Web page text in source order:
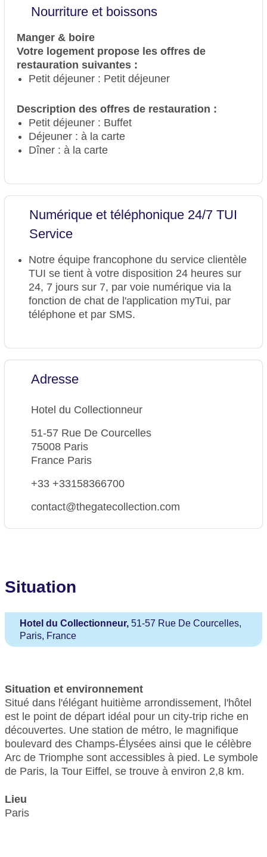
Nourriture et boissons
Manger & boire
Votre logement propose les offres de
restauration suivantes :
Petit déjeuner : Petit déjeuner
Description des offres de restauration :
Petit déjeuner : Buffet
Déjeuner : à la carte
Dîner : à la carte
Numérique et téléphonique 24/7 TUI
Service
Notre équipe francophone du service clientèle
TUI se tient à votre disposition 24 heures sur
24, 7 jours sur 7, par voie numérique via la
fonction de chat de l'application myTui, par
téléphone et par SMS.
Adresse
Hotel du Collectionneur
51-57 Rue De Courcelles
75008 Paris
France Paris
+33 +33158366700
contact@thegatecollection.com
Situation
Hotel du Collectionneur,51-57 Rue De Courcelles,
Paris, France
Situation et environnement
Situé dans l'élégant huitième arrondissement, l'hôtel
est le point de départ idéal pour un city-trip riche en
découvertes. Une station de métro, le magnifique
boulevard des Champs-Élysées ainsi que le célèbre
Arc de Triomphe sont accessibles à pied. Le symbole
de Paris, la Tour Eiffel, se trouve à environ 2,8 km.
Lieu
Paris